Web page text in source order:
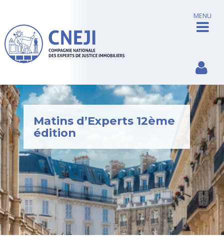
MENU
Matins d’Experts 12ème
édition